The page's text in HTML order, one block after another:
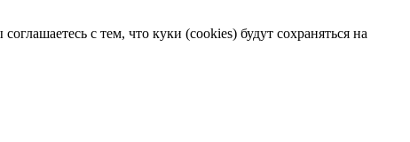
с тем, что куки (cookies) будут сохраняться на